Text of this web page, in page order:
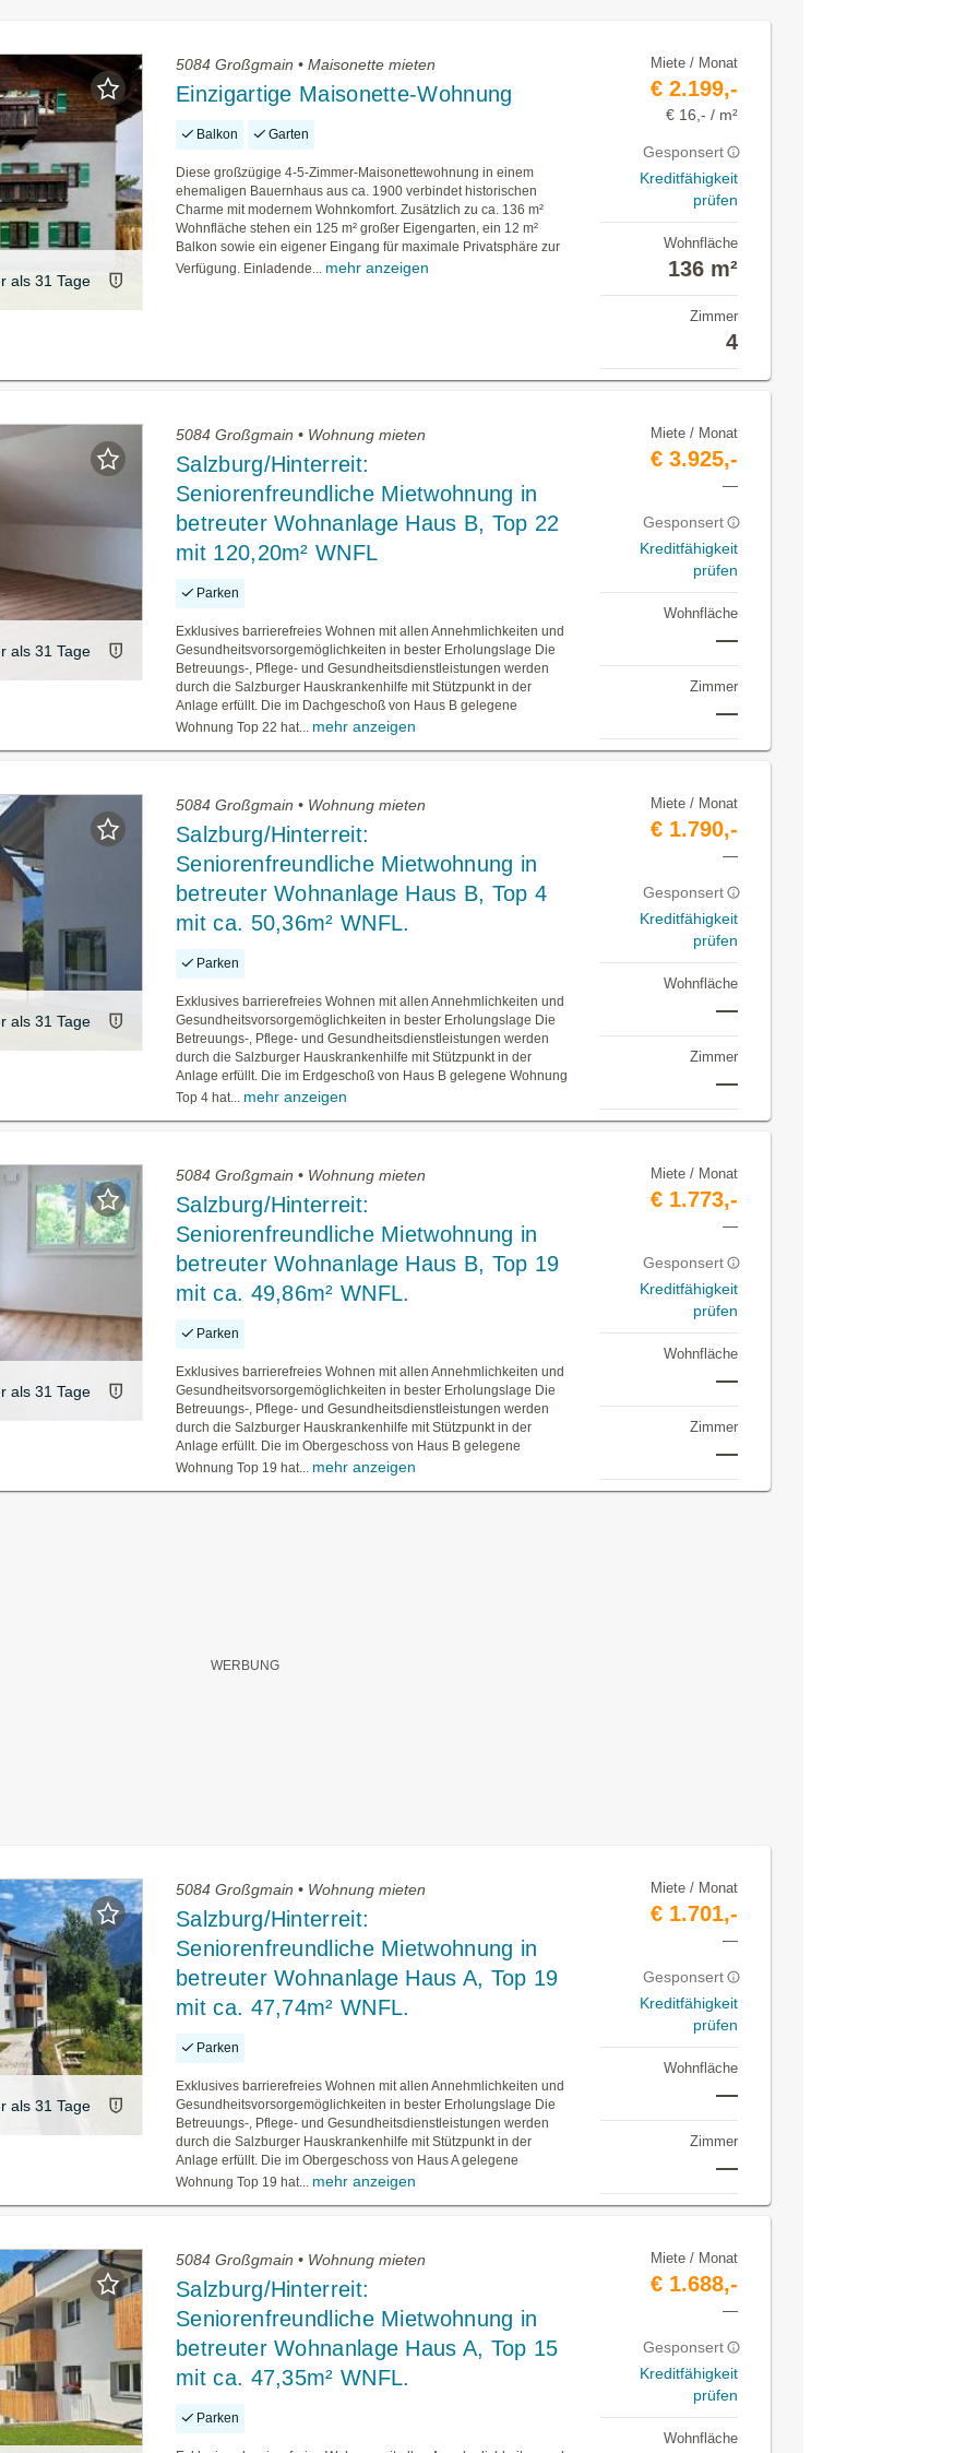
als 31 Tage
5084 Großgmain • Maisonette mieten
Einzigartige Maisonette-Wohnung
Balkon Garten
Diese großzügige 4-5-Zimmer-Maisonettewohnung in einem
ehemaligen Bauernhaus aus ca. 1900 verbindet historischen
Charme mit modernem Wohnkomfort. Zusätzlich zu ca. 136 m²
Wohnfläche stehen ein 125 m² großer Eigengarten, ein 12 m²
Balkon sowie ein eigener Eingang für maximale Privatsphäre zur
Verfügung. Einladende... mehr anzeigen
Miete / Monat
€ 2.199,-
€ 16,- / m²
Gesponsert
Kreditfähigkeit
prüfen
Wohnfläche
136 m²
Zimmer
4
als 31 Tage
5084 Großgmain • Wohnung mieten
Salzburg/Hinterreit:
Seniorenfreundliche Mietwohnung in
betreuter Wohnanlage Haus B, Top 22
mit 120,20m² WNFL
Parken
Exklusives barrierefreies Wohnen mit allen Annehmlichkeiten und
Gesundheitsvorsorgemöglichkeiten in bester Erholungslage Die
Betreuungs-, Pflege- und Gesundheitsdienstleistungen werden
durch die Salzburger Hauskrankenhilfe mit Stützpunkt in der
Anlage erfüllt. Die im Dachgeschoß von Haus B gelegene
Wohnung Top 22 hat... mehr anzeigen
Miete / Monat
€ 3.925,-
—
Gesponsert
Kreditfähigkeit
prüfen
Wohnfläche
—
Zimmer
—
als 31 Tage
5084 Großgmain • Wohnung mieten
Salzburg/Hinterreit:
Seniorenfreundliche Mietwohnung in
betreuter Wohnanlage Haus B, Top 4
mit ca. 50,36m² WNFL.
Parken
Exklusives barrierefreies Wohnen mit allen Annehmlichkeiten und
Gesundheitsvorsorgemöglichkeiten in bester Erholungslage Die
Betreuungs-, Pflege- und Gesundheitsdienstleistungen werden
durch die Salzburger Hauskrankenhilfe mit Stützpunkt in der
Anlage erfüllt. Die im Erdgeschoß von Haus B gelegene Wohnung
Top 4 hat... mehr anzeigen
Miete / Monat
€ 1.790,-
—
Gesponsert
Kreditfähigkeit
prüfen
Wohnfläche
—
Zimmer
—
als 31 Tage
5084 Großgmain • Wohnung mieten
Salzburg/Hinterreit:
Seniorenfreundliche Mietwohnung in
betreuter Wohnanlage Haus B, Top 19
mit ca. 49,86m² WNFL.
Parken
Exklusives barrierefreies Wohnen mit allen Annehmlichkeiten und
Gesundheitsvorsorgemöglichkeiten in bester Erholungslage Die
Betreuungs-, Pflege- und Gesundheitsdienstleistungen werden
durch die Salzburger Hauskrankenhilfe mit Stützpunkt in der
Anlage erfüllt. Die im Obergeschoss von Haus B gelegene
Wohnung Top 19 hat... mehr anzeigen
Miete / Monat
€ 1.773,-
—
Gesponsert
Kreditfähigkeit
prüfen
Wohnfläche
—
Zimmer
—
als 31 Tage
5084 Großgmain • Wohnung mieten
Salzburg/Hinterreit:
Seniorenfreundliche Mietwohnung in
betreuter Wohnanlage Haus A, Top 19
mit ca. 47,74m² WNFL.
Parken
Exklusives barrierefreies Wohnen mit allen Annehmlichkeiten und
Gesundheitsvorsorgemöglichkeiten in bester Erholungslage Die
Betreuungs-, Pflege- und Gesundheitsdienstleistungen werden
durch die Salzburger Hauskrankenhilfe mit Stützpunkt in der
Anlage erfüllt. Die im Obergeschoss von Haus A gelegene
Wohnung Top 19 hat... mehr anzeigen
Miete / Monat
€ 1.701,-
—
Gesponsert
Kreditfähigkeit
prüfen
Wohnfläche
—
Zimmer
—
5084 Großgmain • Wohnung mieten
Salzburg/Hinterreit:
Seniorenfreundliche Mietwohnung in
betreuter Wohnanlage Haus A, Top 15
mit ca. 47,35m² WNFL.
Parken
Miete / Monat
€ 1.688,-
—
Gesponsert
Kreditfähigkeit
prüfen
Wohnfläche